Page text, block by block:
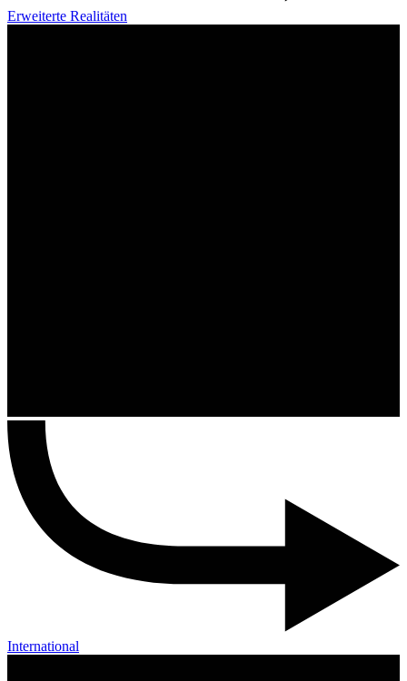
Erweiterte Realitäten
International